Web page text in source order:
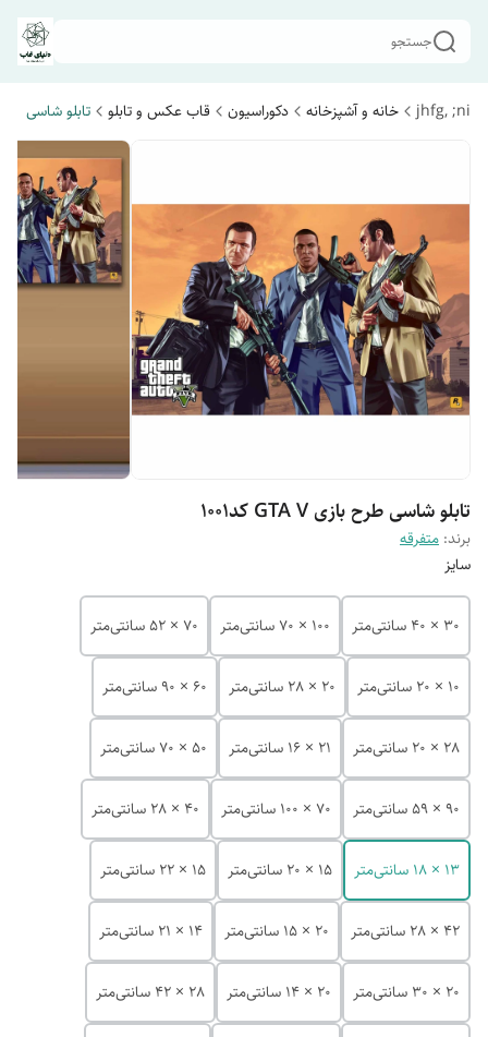
جستجو
jhfg, ;ni خانه و آشپزخانه دکوراسیون قاب عکس و تابلو تابلو شاسی
تابلو شاسی طرح بازی GTA V کد1001
برند: متفرقه
سایز
30 × 40 سانتی‌متر 100 × 70 سانتی‌متر 70 × 52 سانتی‌متر
10 × 20 سانتی‌متر 20 × 28 سانتی‌متر 60 × 90 سانتی‌متر
28 × 20 سانتی‌متر 21 × 16 سانتی‌متر 50 × 70 سانتی‌متر
90 × 59 سانتی‌متر 70 × 100 سانتی‌متر 40 × 28 سانتی‌متر
13 × 18 سانتی‌متر 15 × 20 سانتی‌متر 15 × 22 سانتی‌متر
42 × 28 سانتی‌متر 20 × 15 سانتی‌متر 14 × 21 سانتی‌متر
20 × 30 سانتی‌متر 20 × 14 سانتی‌متر 28 × 42 سانتی‌متر